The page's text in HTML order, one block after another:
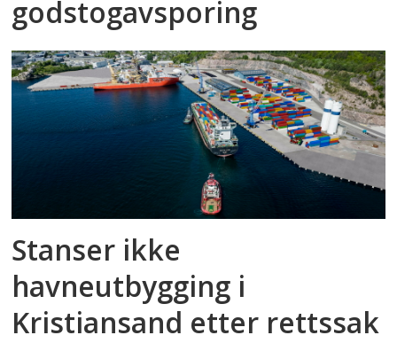
godstog­avsporing
Stanser ikke
havneutbygging i
Kristiansand etter rettssak